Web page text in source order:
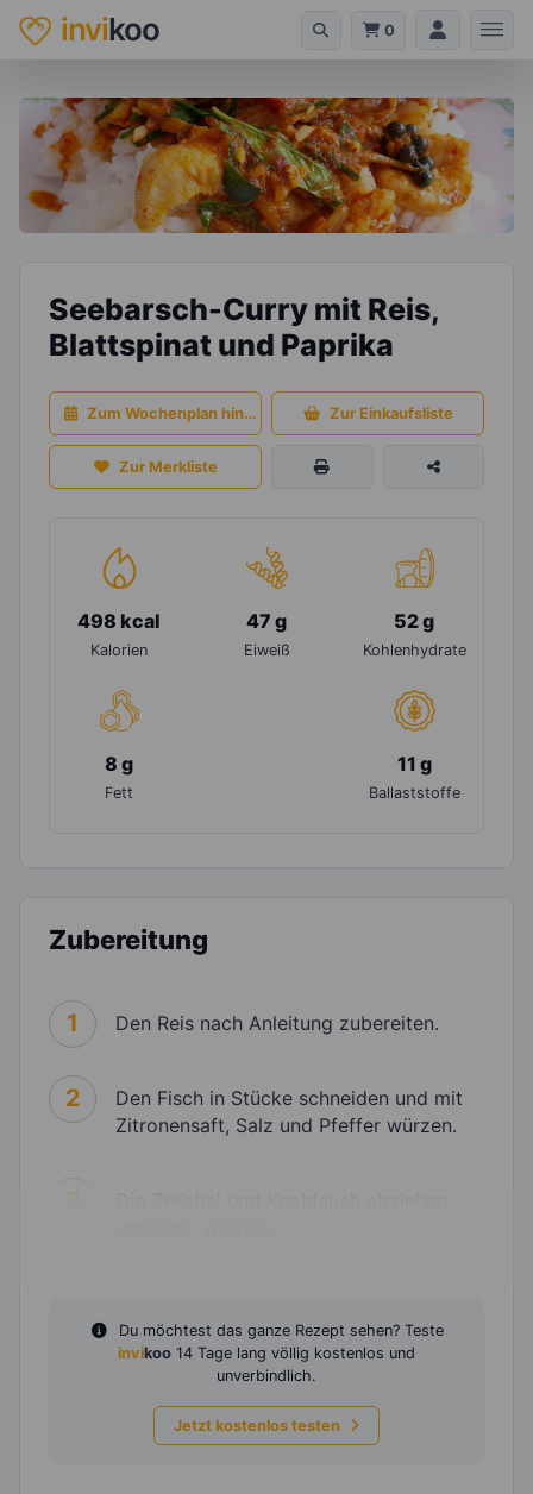
invikoo 0
Seebarsch-Curry mit Reis,
Blattspinat und Paprika
Zum Wochenplan hinzufügen Zur Einkaufsliste
Zur Merkliste
498 kcal
Kalorien
47 g
Eiweiß
52 g
Kohlenhydrate
8 g
Fett
11 g
Ballaststoffe
Zubereitung
1 Den Reis nach Anleitung zubereiten.
2
Den Fisch in Stücke schneiden und mit
Zitronensaft, Salz und Pfeffer würzen.
Du möchtest das ganze Rezept sehen? Teste
invikoo 14 Tage lang völlig kostenlos und
unverbindlich.
Jetzt kostenlos testen